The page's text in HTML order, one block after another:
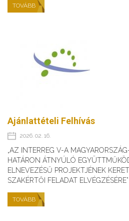
TOVÁBB
Ajánlattételi Felhívás
2026. 02. 16.
„AZ INTERREG V-A
HATÁRON ÁTNYÚLÓ
ELNEVEZÉSŰ PROJEKTJÉNEK
SZAKÉRTŐI FELADAT
TOVÁBB